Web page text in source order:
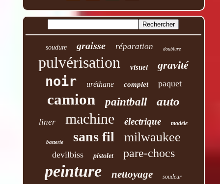
soudure graisse réparation doublure
pulvérisation visuel gravité
noir uréthane complet paquet
camion paintball auto
liner machine électrique modèle
batterie sans fil milwaukee
devilbiss pistolet pare-chocs
peinture nettoyage soudeur